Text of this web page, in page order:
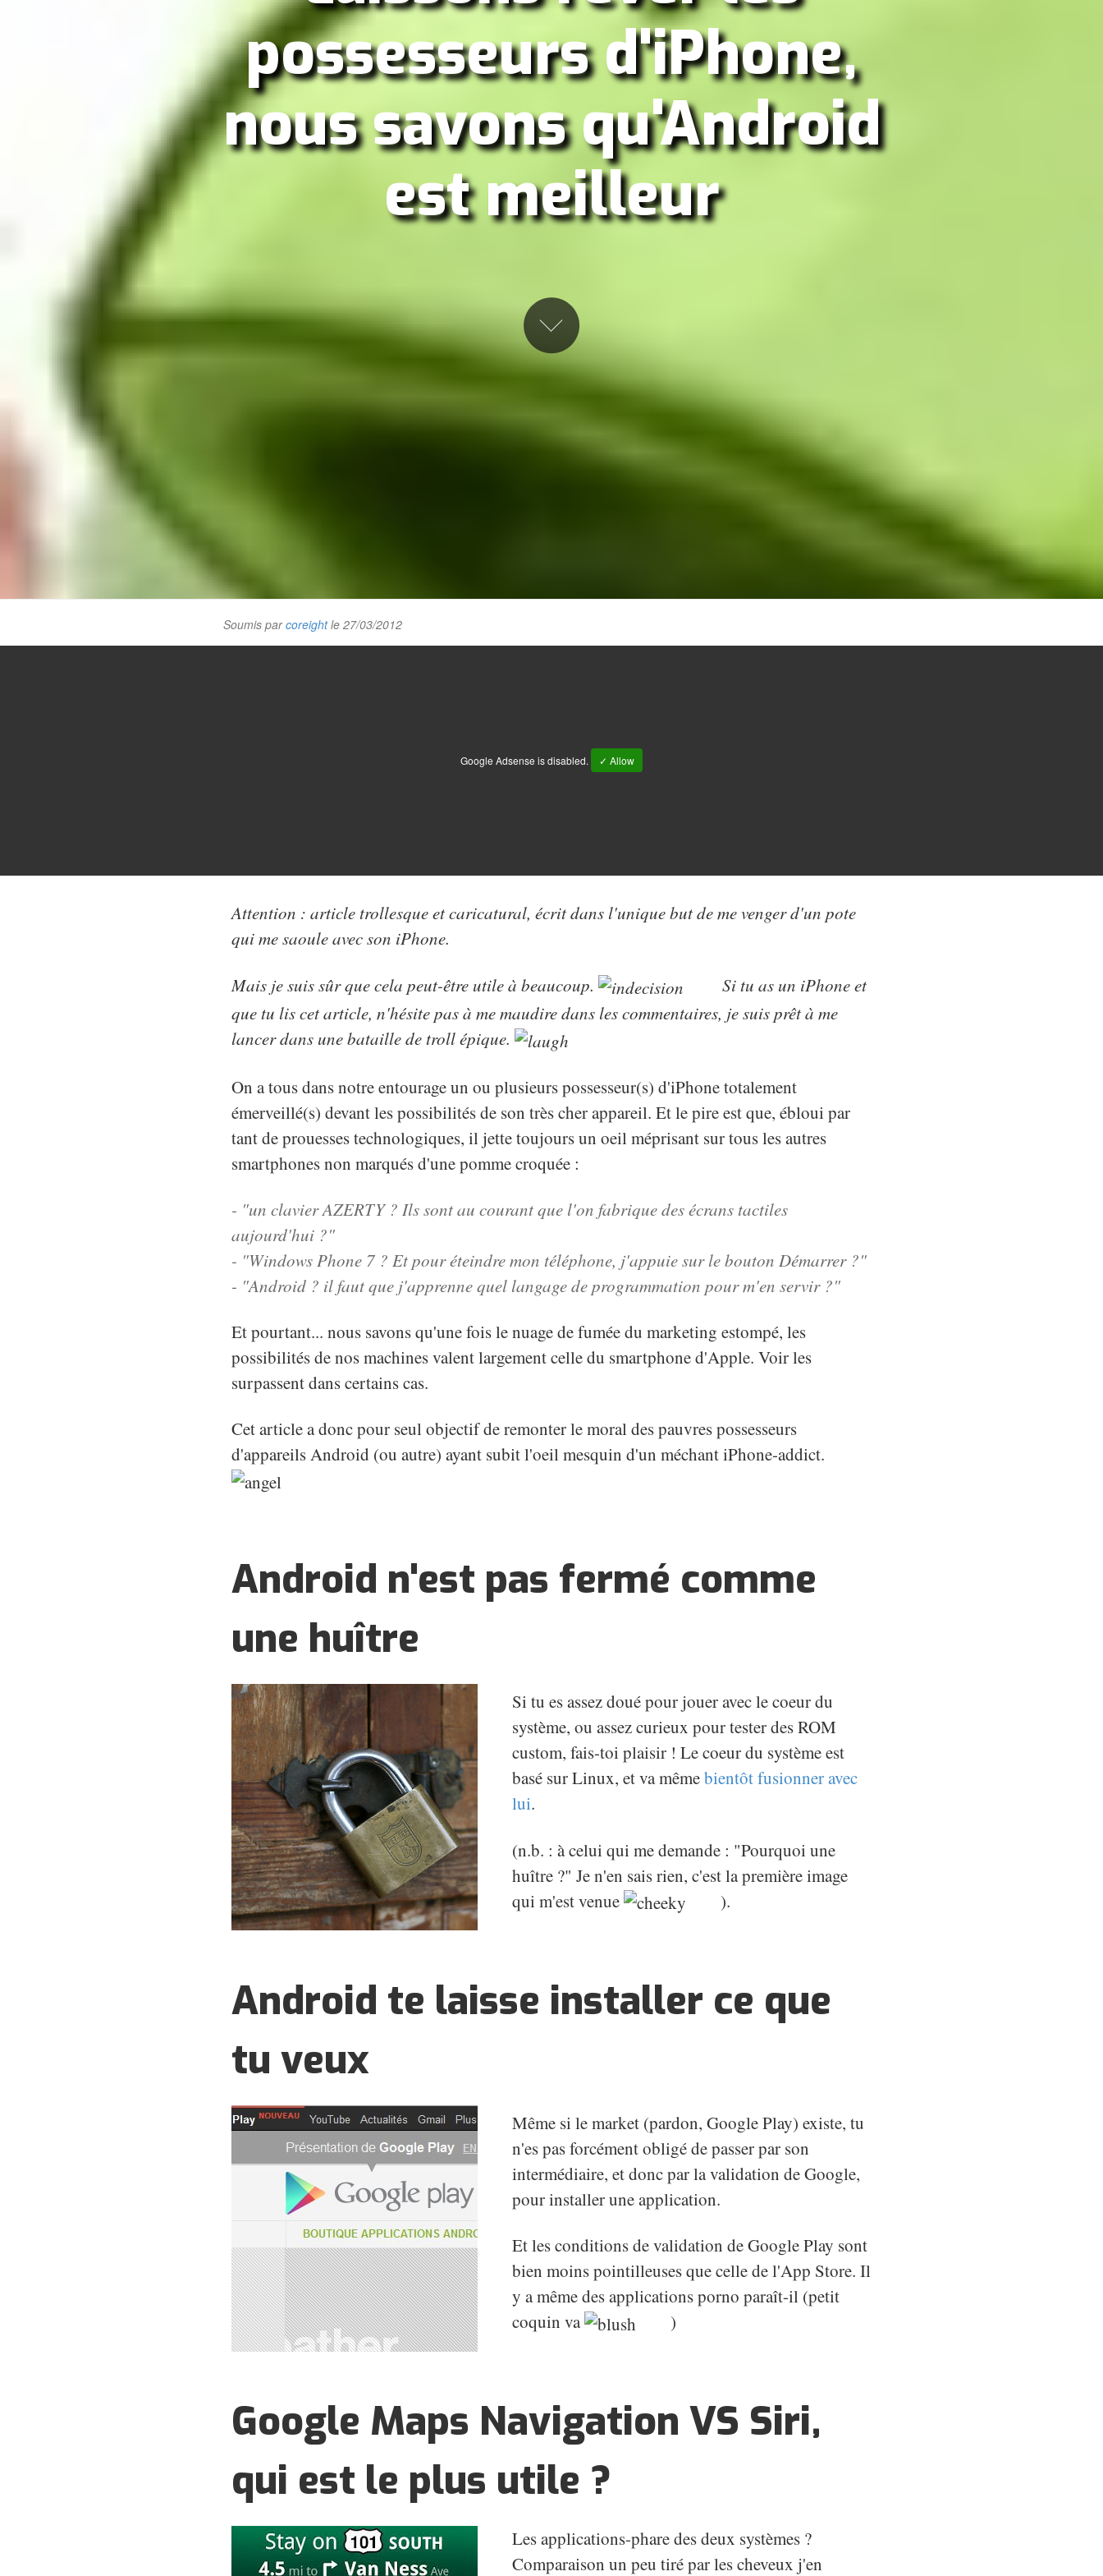
possesseurs d'iPhone,
nous savons qu'Android
est meilleur
Soumis parcoreightle 27/03/2012
Google Adsense is disabled. ✓ Allow
Attention : article trollesque et caricatural, écrit dans l'unique but de me venger d'un pote
qui me saoule avec son iPhone.
Mais je suis sûr que cela peut-être utile à beaucoup.
Si tu as un iPhone et
que tu lis cet article, n'hésite pas à me maudire dans les commentaires, je suis prêt à me
lancer dans une bataille de troll épique.
On a tous dans notre entourage un ou plusieurs possesseur(s) d'iPhone totalement
émerveillé(s) devant les possibilités de son très cher appareil. Et le pire est que, ébloui par
tant de prouesses technologiques, il jette toujours un oeil méprisant sur tous les autres
smartphones non marqués d'une pomme croquée :
- "un clavier AZERTY ? Ils sont au courant que l'on fabrique des écrans tactiles
aujourd'hui ?"
- "Windows Phone 7 ? Et pour éteindre mon téléphone, j'appuie sur le bouton Démarrer ?"
- "Android ? il faut que j'apprenne quel langage de programmation pour m'en servir ?"
Et pourtant... nous savons qu'une fois le nuage de fumée du marketing estompé, les
possibilités de nos machines valent largement celle du smartphone d'Apple. Voir les
surpassent dans certains cas.
Cet article a donc pour seul objectif de remonter le moral des pauvres possesseurs
d'appareils Android (ou autre) ayant subit l'oeil mesquin d'un méchant iPhone-addict.
Android n'est pas fermé comme
une huître
Si tu es assez doué pour jouer avec le coeur du
système, ou assez curieux pour tester des ROM
custom, fais-toi plaisir ! Le coeur du système est
basé sur Linux, et va mêmebientôt fusionner avec
lui.
(n.b. : à celui qui me demande : "Pourquoi une
huître ?" Je n'en sais rien, c'est la première image
qui m'est venue
).
Android te laisse installer ce que
tu veux
Même si le market (pardon, Google Play) existe, tu
n'es pas forcément obligé de passer par son
intermédiaire, et donc par la validation de Google,
pour installer une application.
Et les conditions de validation de Google Play sont
bien moins pointilleuses que celle de l'App Store. Il
y a même des applications porno paraît-il (petit
coquin va
)
Google Maps Navigation VS Siri,
qui est le plus utile ?
Les applications-phare des deux systèmes ?
Comparaison un peu tiré par les cheveux j'en